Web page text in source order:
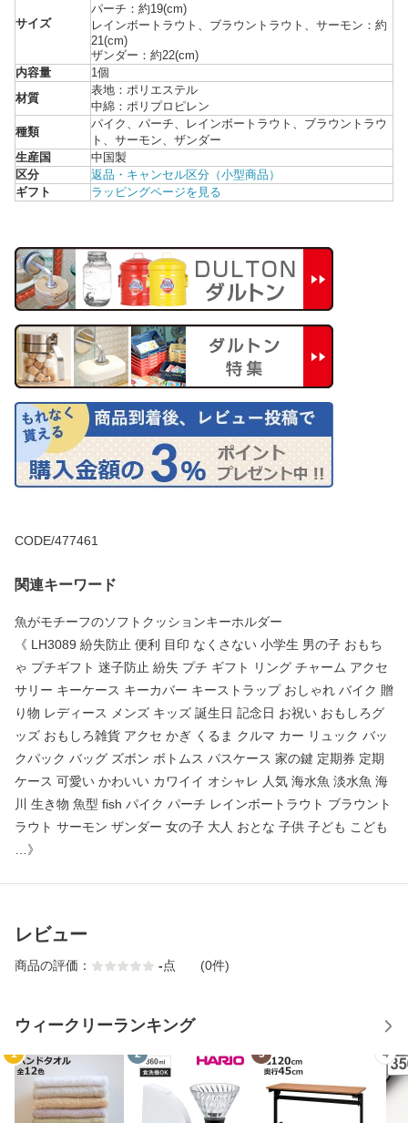
サイズ
パーチ：約19(cm)
レインボートラウト、ブラウントラウト、サーモン：約
21(cm)
ザンダー：約22(cm)
内容量
1個
材質
表地：ポリエステル
中綿：ポリプロピレン
種類
パイク、パーチ、レインボートラウト、ブラウントラウ
ト、サーモン、ザンダー
生産国
中国製
区分
返品・キャンセル区分（小型商品）
ギフト
ラッピングページを見る
CODE/477461
関連キーワード
魚がモチーフのソフトクッションキーホルダー
《 LH3089 紛失防止 便利 目印 なくさない 小学生 男の子 おもち
ゃ プチギフト 迷子防止 紛失 プチ ギフト リング チャーム アクセ
サリー キーケース キーカバー キーストラップ おしゃれ バイク 贈
り物 レディース メンズ キッズ 誕生日 記念日 お祝い おもしろグ
ッズ おもしろ雑貨 アクセ かぎ くるま クルマ カー リュック バッ
クパック バッグ ズボン ボトムス パスケース 家の鍵 定期券 定期
ケース 可愛い かわいい カワイイ オシャレ 人気 海水魚 淡水魚 海
川 生き物 魚型 fish パイク パーチ レインボートラウト ブラウント
ラウト サーモン ザンダー 女の子 大人 おとな 子供 子ども こども
…》
レビュー
商品の評価： -点 (0件)
ウィークリーランキング
1 2 3 4